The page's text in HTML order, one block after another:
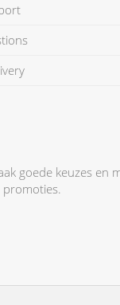
goede keuzes en
promoties.